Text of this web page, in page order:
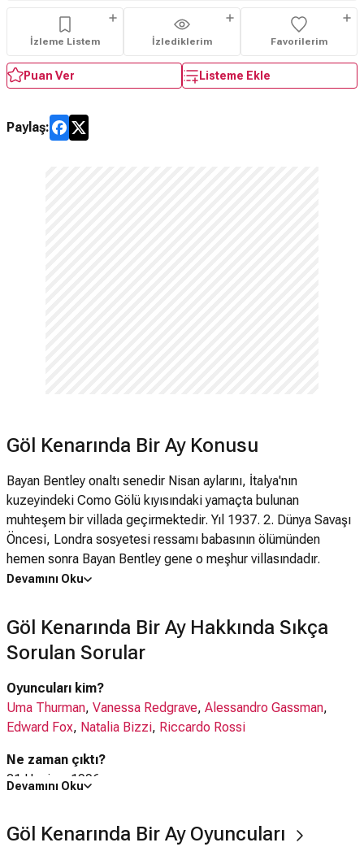
İzleme Listem İzlediklerim Favorilerim
Puan Ver Listeme Ekle
Paylaş:
Göl Kenarında Bir Ay Konusu
Bayan Bentley onaltı senedir Nisan aylarını, İtalya'nın
kuzeyindeki Como Gölü kıyısındaki yamaçta bulunan
muhteşem bir villada geçirmektedir. Yıl 1937. 2. Dünya Savaşı
Öncesi, Londra sosyetesi ressamı babasının ölümünden
hemen sonra Bayan Bentley gene o meşhur villasındadır.
Villada kalan diğer misafirlerin çoğunluğunu zengin
onlara katılır. Bu zenginler vakitlerini gölde gezintiler, tenis
oynamalar ve etrafın güzelliklerini seyrederek
geçirmektedirler.Binbaşının teklifine destek çıkan Bayan
arada zengin bir İtalyan ailede mürebbiyelik yapmaya başlayan
genç ve güzel bir kız olan Bayan Beaumont'a da yardım
etmektedir. Bayan Baumont yatılı kaldığı okuldan atılmıştır ve
sırf eğlenmek için Binbaşı ile oynaşmaya başlar. Binbaşı ise
onun kendisinden hoşlandığını düşünmektedir. Onun için doğru
seçim bir başkasıdır. Ancak bunu görebilecek midir?
Devamını Oku
Göl Kenarında Bir Ay Hakkında Sıkça
Sorulan Sorular
Oyuncuları kim?
Uma Thurman, Vanessa Redgrave, Alessandro Gassman,
Edward Fox, Natalia Bizzi, Riccardo Rossi
Ne zaman çıktı?
21 Haziran 1996
Göl Kenarında Bir Ay filmiİngiltere,ABD'da çekilmiştir.
Devamını Oku
Göl Kenarında Bir Ay Oyuncuları